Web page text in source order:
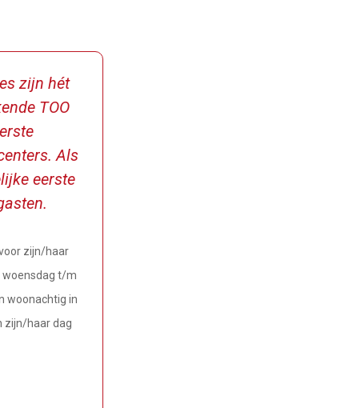
zijn hét
TOO
Als
eerste
zijn/haar
woensdag t/m
woonachtig in
zijn/haar dag